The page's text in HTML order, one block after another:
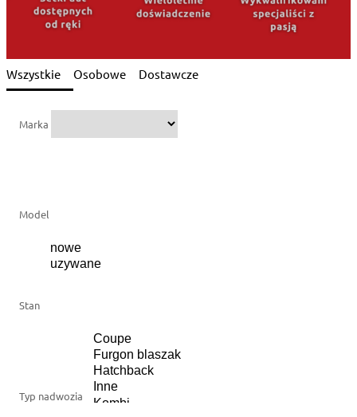
Wszystkie Osobowe Dostawcze
Marka
Model
Stan
Typ nadwozia